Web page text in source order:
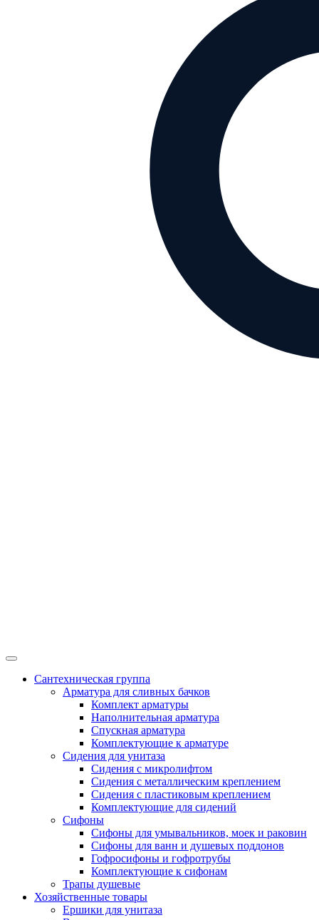
Сантехническая группа
Арматура для сливных бачков
Комплект арматуры
Наполнительная арматура
Спускная арматура
Комплектующие к арматуре
Сидения для унитаза
Сидения с микролифтом
Сидения с металлическим креплением
Сидения с пластиковым креплением
Комплектующие для сидений
Сифоны
Сифоны для умывальников, моек и раковин
Сифоны для ванн и душевых поддонов
Гофросифоны и гофротрубы
Комплектующие к сифонам
Трапы душевые
Хозяйственные товары
Ершики для унитаза